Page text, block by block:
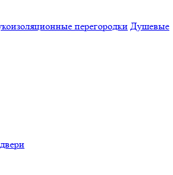
перегородки Душевые